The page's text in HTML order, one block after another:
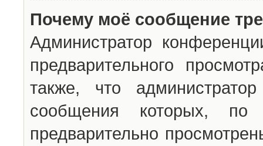
Почему моё сообщение
Администратор
предварительного
также, что
сообщения которых,
предварительно